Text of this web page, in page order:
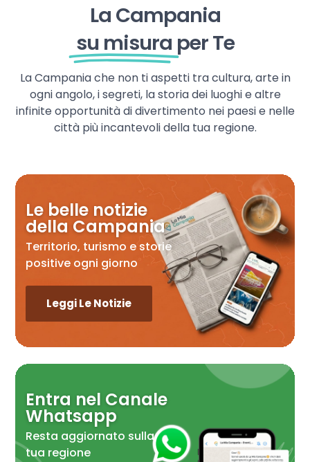
La Campania
su misura per Te
La Campania che non ti aspetti tra cultura, arte in
ogni angolo, i segreti, la storia dei luoghi e altre
infinite opportunità di divertimento nei paesi e nelle
città più incantevoli della tua regione.
Le belle notizie
della Campania
Territorio, turismo e storie
positive ogni giorno
Leggi Le Notizie
Entra nel Canale
Whatsapp
Resta aggiornato sulla
tua regione